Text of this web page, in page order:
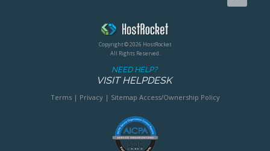
Copyright © 2026 HostRocket
All Rights Reserved.
NEED HELP?
VISIT HELPDESK
Terms| Privacy| Sitemap Access/Ownership Policy